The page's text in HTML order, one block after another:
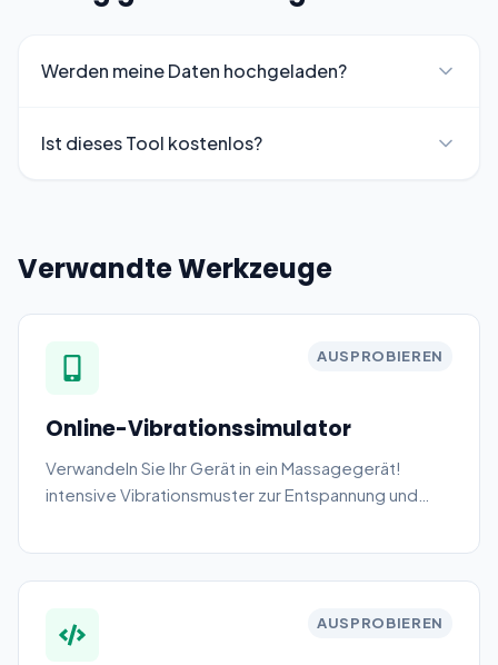
Werden meine Daten hochgeladen?
Ist dieses Tool kostenlos?
Verwandte Werkzeuge
AUSPROBIEREN
Online-Vibrationssimulator
Verwandeln Sie Ihr Gerät in ein Massagegerät!
intensive Vibrationsmuster zur Entspannung und
AUSPROBIEREN